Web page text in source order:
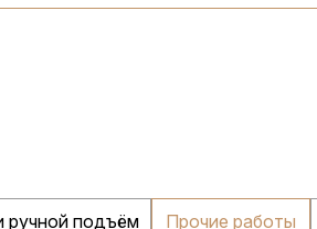
ручной подъём Прочие работы